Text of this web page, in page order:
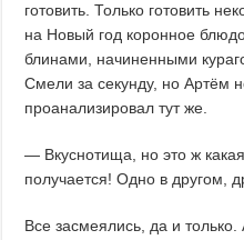
готовить. Только готовить
на Новый год коронное
блинами, начиненными
Смели за секунду, но Артём
проанализировал тут же.
— Вкуснотища, но это ж
получается! Одно в другом,
Все засмеялись, да и